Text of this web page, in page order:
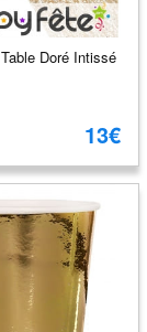
Doré Intissé
13€